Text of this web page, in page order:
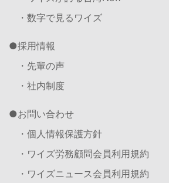
・数字で見るワイズ
採用情報
・先輩の声
・社内制度
お問い合わせ
・個人情報保護方針
・ワイズ労務顧問会員利用規約
・ワイズニュース会員利用規約